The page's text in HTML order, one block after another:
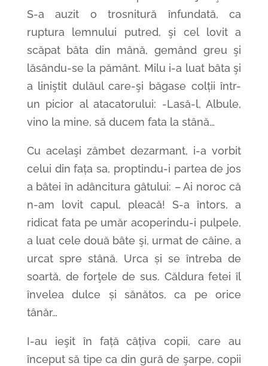
S-a auzit o trosnitură înfundată, ca
ruptura lemnului putred, şi cel lovit a
scăpat bâta din mână, gemând greu şi
lăsându-se la pământ. Milu i-a luat bâta şi
a liniştit dulăul care-şi băgase colții într-
un picior al atacatorului: -Lasă-l, Albule,
vino la mine, să ducem fata la stână…
Cu acelaşi zâmbet dezarmant, i-a vorbit
celui din fața sa, proptindu-i partea de jos
a bâtei în adâncitura gâtului: – Ai noroc că
n-am lovit capul, pleacă! S-a întors, a
ridicat fata pe umăr acoperindu-i pulpele,
a luat cele două bâte şi, urmat de câine, a
urcat spre stână. Urca și se întreba de
soartă, de forţele de sus. Căldura fetei îl
învelea dulce și sănătos, ca pe orice
tânăr…
I-au ieşit în față câțiva copii, care au
început să tipe ca din gură de şarpe, copii